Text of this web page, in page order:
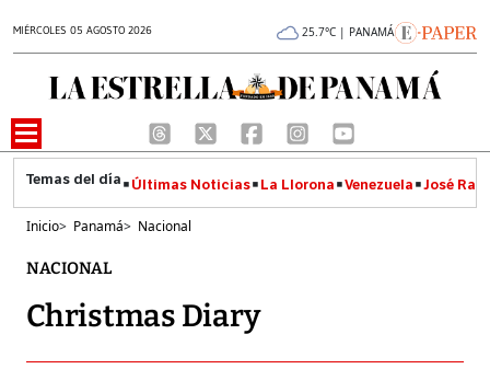
MIÉRCOLES 05 AGOSTO 2026 25.7°C | PANAMÁ
Últimas Noticias La Llorona Venezuela José
Inicio> Panamá> Nacional
NACIONAL
Christmas Diary